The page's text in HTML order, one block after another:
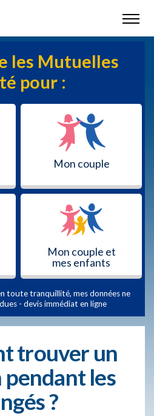
les Mutuelles
pour :
Mon couple
Mon couple et
mes enfants
toute tranquillité, mes données ne
- devis immédiat en ligne
trouver un
pendant les
?